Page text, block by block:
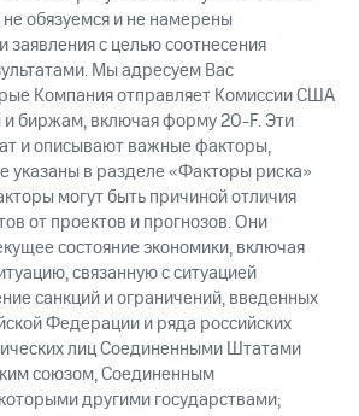
обязуемся и не намерены
заявления с целью соотнесения
Мы адресуем Вас
Компания отправляет Комиссии США
биржам, включая форму 20-F. Эти
и описывают важные факторы,
указаны в разделе «Факторы риска»
могут быть причиной отличия
от проектов и прогнозов. Они
состояние экономики, включая
связанную с ситуацией
санкций и ограничений, введенных
Федерации и ряда российских
лиц Соединенными Штатами
союзом, Соединенным
другими государствами;